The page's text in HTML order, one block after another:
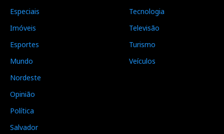
Especiais
Imóveis
Esportes
Mundo
Nordeste
Opinião
Política
Salvador
Tecnologia
Televisão
Turismo
Veículos